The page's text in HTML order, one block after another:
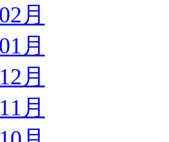
月
月
月
月